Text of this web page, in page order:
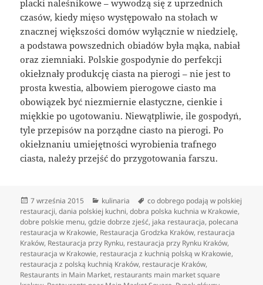
placki naleśnikowe – wywodzą się z uprzednich
czasów, kiedy mięso występowało na stołach w
znacznej większości domów wyłącznie w niedzielę,
a podstawa powszednich obiadów była mąka, nabiał
oraz ziemniaki. Polskie gospodynie do perfekcji
okiełznały produkcję ciasta na pierogi – nie jest to
prosta kwestia, albowiem pierogowe ciasto ma
obowiązek być niezmiernie elastyczne, cienkie i
miękkie po ugotowaniu. Niewątpliwie, ile gospodyń,
tyle przepisów na porządne ciasto na pierogi. Po
okiełznaniu umiejętności wyrobienia trafnego
ciasta, należy przejść do przygotowania farszu.
Data
publikacji
7 września 2015 Kategorie
kulinaria Tagi
co dobrego podają w polskiej
restauracji,dania polskiej kuchni,dobra polska kuchnia w Krakowie,
dobre polskie menu,gdzie dobrze zjeść, jaka restauracja, polecana
restauracja w Krakowie, Restauracja Grodzka Kraków, restauracja
Kraków, Restauracja przy Rynku, restauracja przy Rynku Kraków,
restauracja w Krakowie, restauracja z kuchnią polską w Krakowie,
restauracja z polską kuchnią Kraków, restauracje Kraków,
Restaurants in Main Market, restaurants main market square